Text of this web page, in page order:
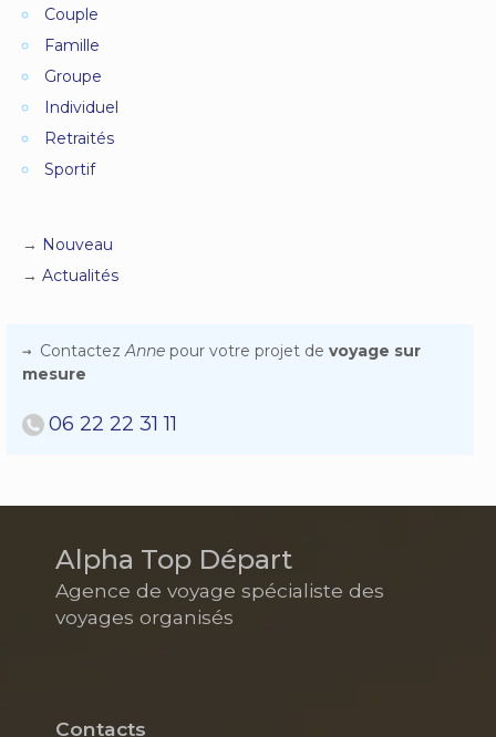
Couple
Famille
Groupe
Individuel
Retraités
Sportif
Nouveau
Actualités
ContactezAnne pour votre projet de voyage sur
mesure
06 22 22 31 11
Alpha Top Départ
Agence de voyage spécialiste des
voyages organisés
Contacts